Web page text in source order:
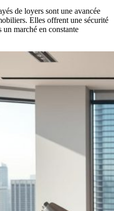
de loyers sont une avancée
Elles offrent une sécurité
un marché en constante